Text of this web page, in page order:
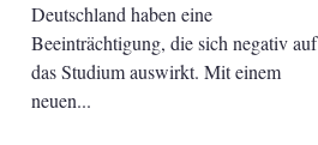
Deutschland haben eine
Beeinträchtigung, die sich negativ auf
das Studium auswirkt. Mit einem
neuen